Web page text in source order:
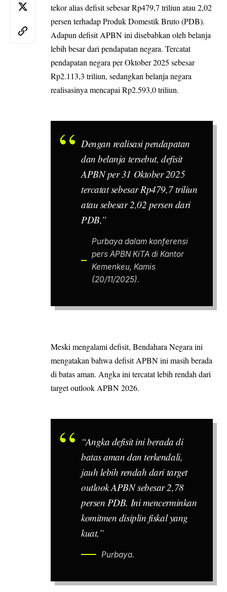
tekor alias defisit sebesar Rp479,7 triliun atau 2,02
persen terhadap Produk Domestik Bruto (PDB).
Adapun defisit APBN ini disebabkan oleh belanja
lebih besar dari pendapatan negara. Tercatat
pendapatan negara per Oktober 2025 sebesar
Rp2.113,3 triliun, sedangkan belanja negara
realisasinya mencapai Rp2.593,0 triliun.
Dengan realisasi pendapatan
dan belanja tersebut, defisit
APBN per 31 Oktober 2025
tercatat sebesar Rp479,7 triliun
atau sebesar 2,02 persen dari
PDB,”
Purbaya dalam konferensi
pers APBN KiTA di Kantor
Kemenkeu, Kamis
(20/11/2025).
Meski mengalami defisit, Bendahara Negara ini
mengatakan bahwa defisit APBN ini masih berada
di batas aman. Angka ini tercatat lebih rendah dari
target outlook APBN 2026.
“Angka defisit ini berada di
batas aman dan terkendali,
jauh lebih rendah dari target
outlook APBN sebesar 2,78
persen PDB. Ini mencerminkan
komitmen disiplin fiskal yang
kuat,”
Purbaya.